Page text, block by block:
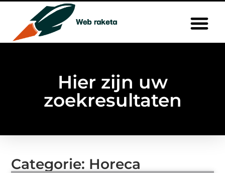
Hier zijn uw
zoekresultaten
Categorie: Horeca